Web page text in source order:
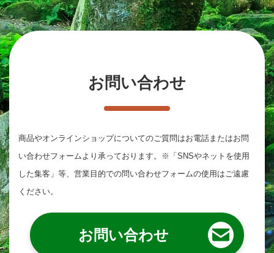
お問い合わせ
商品やオンラインショップについてのご質問はお電話またはお問
い合わせフォームより承っております。 ※「SNSやネットを使用
した集客」等、営業目的での問い合わせフォームの使用はご遠慮
ください。
お問い合わせ